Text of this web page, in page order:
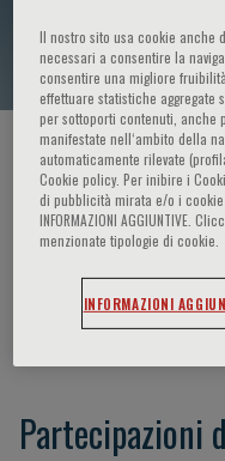
Franz Messerli
HOME PAGE / CORSI
Franz Messerli
Partecipazioni
Il nostro sito usa cookie anche
necessari a consentire la
consentire una migliore
effettuare statistiche
per sottoporti contenuti, anche
manifestate nell‘ambito della
automaticamente rilevate
Cookie policy. Per inibire i
di pubblicità mirata e/o i
INFORMAZIONI AGGIUNTIVE.
menzionate tipologie di cookie.
INFORMAZIONI